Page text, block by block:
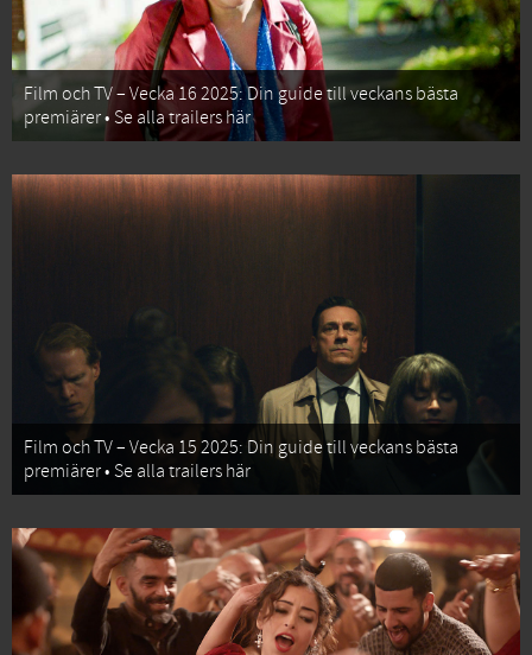
Film och TV – Vecka 16 2025: Din guide till veckans bästa
premiärer • Se alla trailers här
Film och TV – Vecka 15 2025: Din guide till veckans bästa
premiärer • Se alla trailers här